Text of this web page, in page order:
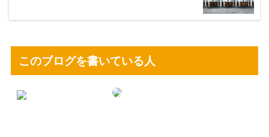
このブログを書いている人